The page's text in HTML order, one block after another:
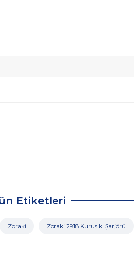
Etiketleri
Zoraki Zoraki 2918 Kurusıkı Şarjörü